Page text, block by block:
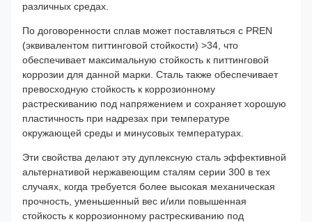
различных средах.
По договоренности сплав может поставляться с PREN
(эквивалентом питтинговой стойкости) >34, что
обеспечивает максимальную стойкость к питтинговой
коррозии для данной марки. Сталь также обеспечивает
превосходную стойкость к коррозионному
растрескиванию под напряжением и сохраняет хорошую
пластичность при надрезах при температуре
окружающей среды и минусовых температурах.
Эти свойства делают эту дуплексную сталь эффективной
альтернативой нержавеющим сталям серии 300 в тех
случаях, когда требуется более высокая механическая
прочность, уменьшенный вес и/или повышенная
стойкость к коррозионному растрескиванию под